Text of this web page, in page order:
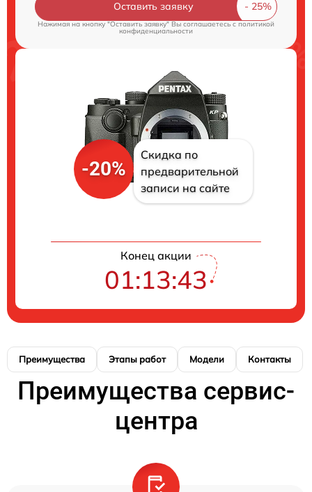
Оставить заявку
Нажимая на кнопку "Оставить заявку" Вы соглашаетесь cполитикой
конфиденциальности
-20%
Скидка по
предварительной
записи на сайте
Конец акции
01:13:42
Преимущества Этапы работ Модели Контакты
Преимущества сервис-
центра